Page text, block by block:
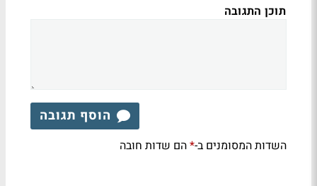
תוכן התגובה
הוסף תגובה
השדות המסומנים ב-*הם שדות חובה